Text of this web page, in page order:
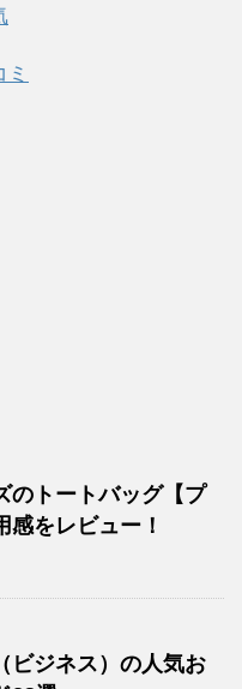
のトートバッグ【プ
感をレビュー！
ビジネス）の人気お